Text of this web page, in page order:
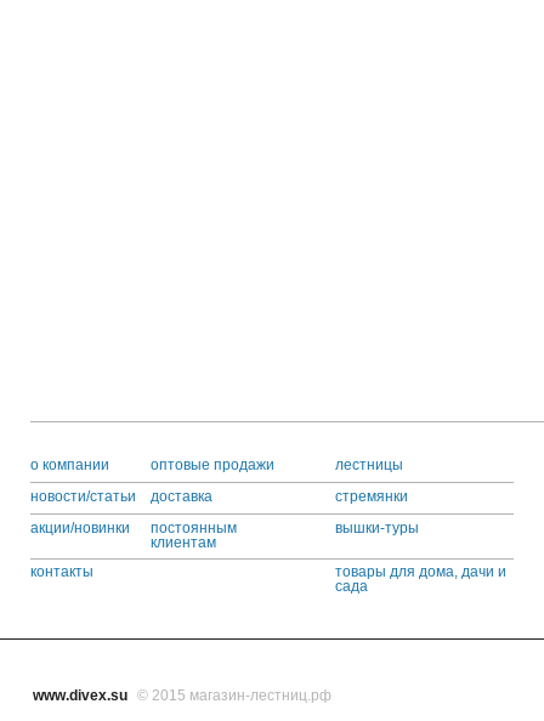
o компании
новости/статьи
акции/новинки
контакты
оптовые продажи
доставка
постоянным
клиентам
лестницы
стремянки
вышки-туры
товары для дома, дачи и
сада
www.divex.su © 2015 магазин-лестниц.рф